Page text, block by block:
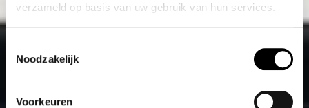
verzameld op basis van uw gebruik van hun services.
Noodzakelijk
Voorkeuren